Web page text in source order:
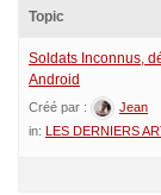
Topic
Soldats Inconnus,
Android
Créé par :
Jean
in: LES DERNIERS